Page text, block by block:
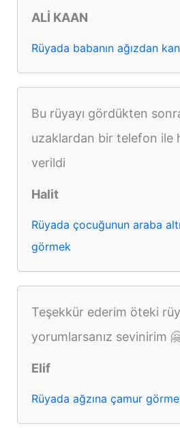
ALİ KAAN
Rüyada babanın ağızdan
Bu rüyayı gördükten
uzaklardan bir telefon ile
verildi
Halit
Rüyada çocuğunun araba
görmek
Teşekkür ederim öteki
yorumlarsanız sevinirim
Elif
Rüyada ağzına çamur